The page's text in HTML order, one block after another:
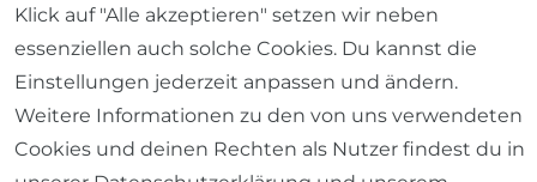
Impressum Daten­schutz­erklärung
Barrierefreiheitserklärung Widerrufs­recht
Klick auf "Alle akzeptieren" setzen wir neben
essenziellen auch solche Cookies. Du kannst die
Einstellungen jederzeit anpassen und ändern.
Weitere Informationen zu den von uns verwendeten
Cookies und deinen Rechten als Nutzer findest du in